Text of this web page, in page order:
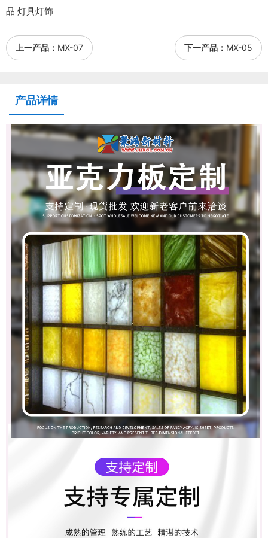
品 灯具灯饰
上一产品： MX-07 下一产品： MX-05
产品详情